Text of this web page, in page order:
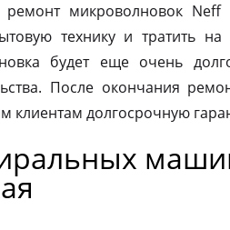
ремонт микроволновок
технику и тратить
будет еще очень
После окончания
клиентам долгосрочную